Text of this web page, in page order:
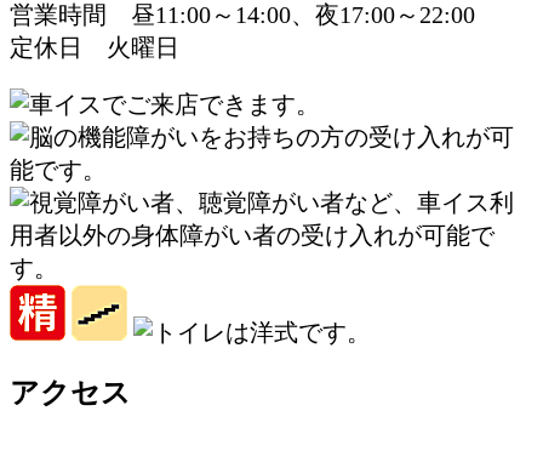
営業時間 昼11:00～14:00、夜17:00～22:00
定休日 火曜日
アクセス